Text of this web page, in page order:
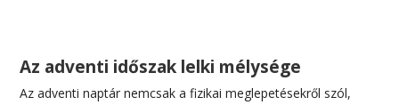
Az adventi időszak lelki mélysége
Az adventi naptár nemcsak a fizikai meglepetésekről szól,